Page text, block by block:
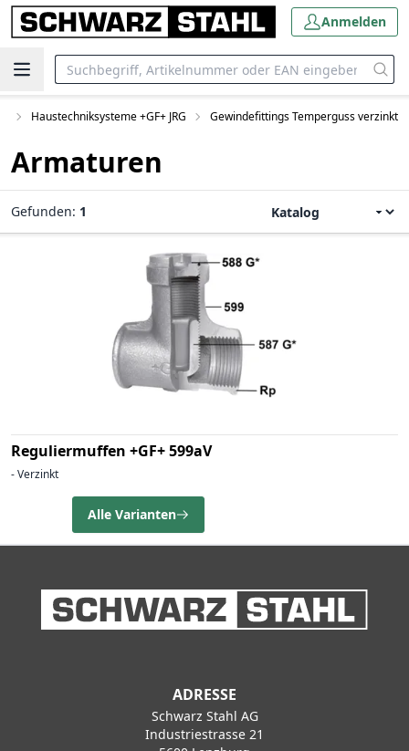
Anmelden
Haustechniksysteme +GF+ JRG Gewindefittings Temperguss verzinkt
Armaturen
Gefunden: 1
Reguliermuffen +GF+ 599aV
- Verzinkt
Alle Varianten
ADRESSE
Schwarz Stahl AG
Industriestrasse 21